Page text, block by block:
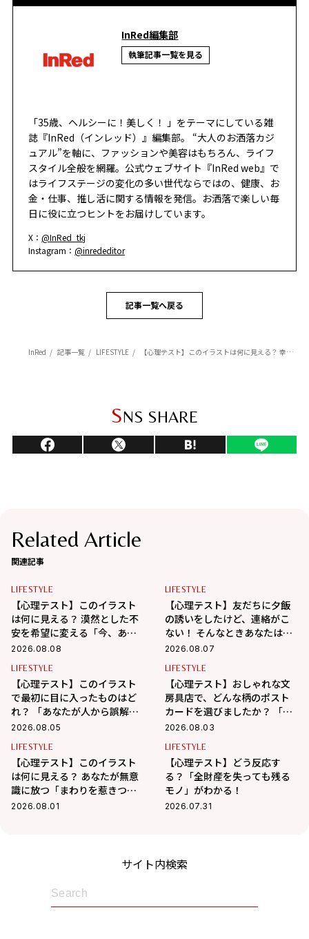
InRed編集部
執筆記事一覧を見る
「35歳、ヘルシーに！美しく！ 」をテーマにしている雑
誌『InRed（インレッド）』編集部。 “大人のお洒落カジ
ュアル”を軸に、ファッションや美容はもちろん、ライフ
スタイル全般を網羅。公式ウェブサイト『InRed web』で
はライフステージの変化の多い世代ならではの、健康、お
金・仕事、推し活に関する情報を発信。お洒落で楽しい毎
日に役に立つヒントをお届けしています。
X：@InRed_tkj
Instagram：@inrededitor
記事一覧へ戻る
InRed 記事一覧 LIFESTYLE 【心理テスト】このイラストは何に見える？ 幸運を引き寄せるため、今手放すべき「執着」がわかる！
SNS SHARE
Related Article
関連記事
LIFESTYLE
【心理テスト】このイラスト
は何に見える？ 漠然とした不
安を希望に変える「今、あな
たが本当に向かうべき道」が
2026.08.08
LIFESTYLE
【心理テスト】友だちに夕飯
の誘いをしたけど、連絡がこ
ない！ そんなときあなたはど
うする？ 「あなたの精神年
2026.08.07
LIFESTYLE
【心理テスト】このイラスト
で最初に目に入ったものはど
れ？ 「あなたが人から誤解さ
れやすいところ」がわかる！
2026.08.05
LIFESTYLE
【心理テスト】おしゃれな文
房具店で、どんな柄のポスト
カードを選びましたか？ 「あ
なたが心の奥で大切にしてい
2026.08.03
LIFESTYLE
【心理テスト】このイラスト
は何に見える？ あなたが無意
識に放つ「まわりを惹きつけ
る魅力」がわかる！
2026.08.01
LIFESTYLE
【心理テスト】どう反応す
る？「全財産を失っても残る
モノ」がわかる！
2026.07.31
サイト内検索